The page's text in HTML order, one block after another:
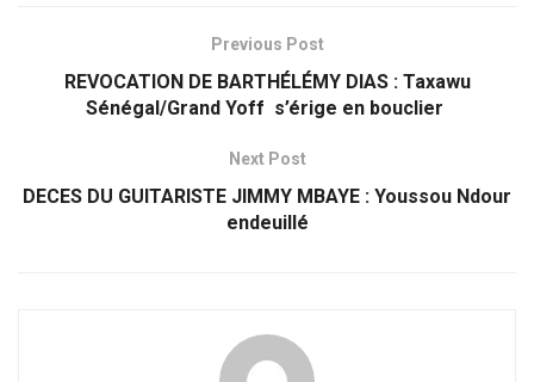
Previous Post
REVOCATION DE BARTHÉLÉMY DIAS : Taxawu
Sénégal/Grand Yoff s’érige en bouclier
Next Post
DECES DU GUITARISTE JIMMY MBAYE : Youssou Ndour
endeuillé